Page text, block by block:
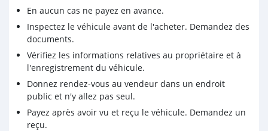
En aucun cas ne payez en avance.
Inspectez le véhicule avant de l'acheter. Demandez des
documents.
Vérifiez les informations relatives au propriétaire et à
l'enregistrement du véhicule.
Donnez rendez-vous au vendeur dans un endroit
public et n'y allez pas seul.
Payez après avoir vu et reçu le véhicule. Demandez un
reçu.